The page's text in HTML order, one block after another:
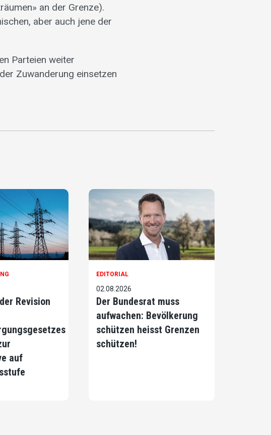
an der Grenze).
aber auch jene der
Parteien weiter
Zuwanderung einsetzen
Revision
auf
EDITORIAL
02.08.2026
Der Bundesrat muss
aufwachen: Bevölkerung
schützen heisst Grenzen
schützen!